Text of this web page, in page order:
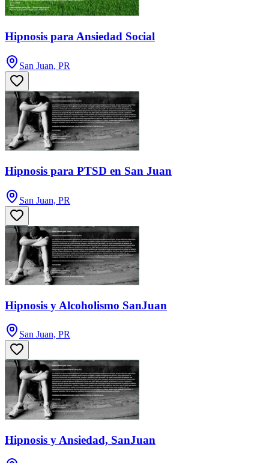
Hipnosis para Ansiedad Social
San Juan, PR
Hipnosis para PTSD en San Juan
San Juan, PR
Hipnosis y Alcoholismo SanJuan
San Juan, PR
Hipnosis y Ansiedad, SanJuan